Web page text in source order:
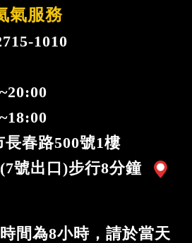
氣服務
1010
春路500號1樓
號出口)步行8分鐘
間為8小時，請於當天